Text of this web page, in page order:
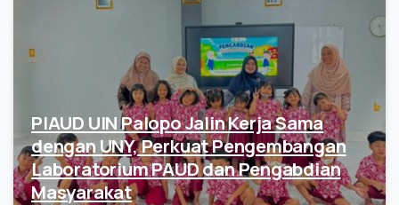
PIAUD UIN Palopo Jalin Kerja Sama
dengan UNY, Perkuat Pengembangan
Laboratorium PAUD dan Pengabdian
Masyarakat